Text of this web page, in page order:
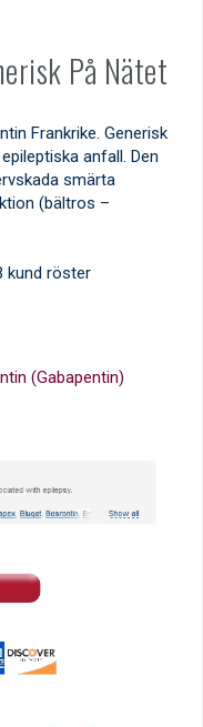
På Nätet
Frankrike. Generisk
anfall. Den
smärta
(bältros –
kund röster
(Gabapentin)